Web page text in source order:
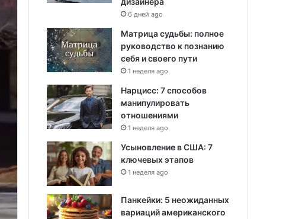
6 дней ago
Матрица судьбы: полное
руководство к познанию
себя и своего пути
1 неделя ago
Нарцисс: 7 способов
манипулировать
отношениями
1 неделя ago
Усыновление в США: 7
ключевых этапов
1 неделя ago
Панкейки: 5 неожиданных
вариаций американского